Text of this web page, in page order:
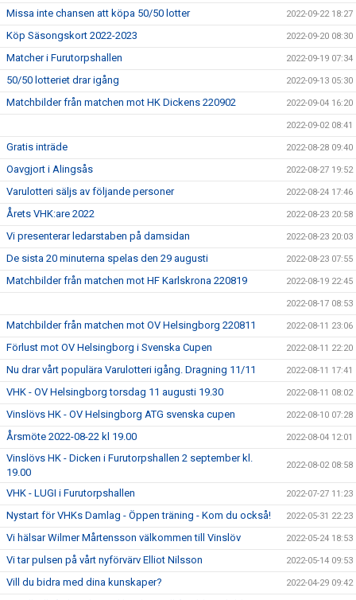
Missa inte chansen att köpa 50/50 lotter 2022-09-22 18:27
Köp Säsongskort 2022-2023 2022-09-20 08:30
Matcher i Furutorpshallen 2022-09-19 07:34
50/50 lotteriet drar igång 2022-09-13 05:30
Matchbilder från matchen mot HK Dickens 220902 2022-09-04 16:20
2022-09-02 08:41
Gratis inträde 2022-08-28 09:40
Oavgjort i Alingsås 2022-08-27 19:52
Varulotteri säljs av följande personer 2022-08-24 17:46
Årets VHK:are 2022 2022-08-23 20:58
Vi presenterar ledarstaben på damsidan 2022-08-23 20:03
De sista 20 minuterna spelas den 29 augusti 2022-08-23 07:55
Matchbilder från matchen mot HF Karlskrona 220819 2022-08-19 22:45
2022-08-17 08:53
Matchbilder från matchen mot OV Helsingborg 220811 2022-08-11 23:06
Förlust mot OV Helsingborg i Svenska Cupen 2022-08-11 22:20
Nu drar vårt populära Varulotteri igång. Dragning 11/11 2022-08-11 17:41
VHK - OV Helsingborg torsdag 11 augusti 19.30 2022-08-11 08:02
Vinslövs HK - OV Helsingborg ATG svenska cupen 2022-08-10 07:28
Årsmöte 2022-08-22 kl 19.00 2022-08-04 12:01
Vinslövs HK - Dicken i Furutorpshallen 2 september kl.
19.00
2022-08-02 08:58
VHK - LUGI i Furutorpshallen 2022-07-27 11:23
Nystart för VHKs Damlag - Öppen träning - Kom du också! 2022-05-31 22:23
Vi hälsar Wilmer Mårtensson välkommen till Vinslöv 2022-05-24 18:53
Vi tar pulsen på vårt nyförvärv Elliot Nilsson 2022-05-14 09:53
Vill du bidra med dina kunskaper? 2022-04-29 09:42